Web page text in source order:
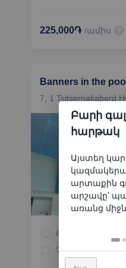
225,000֏ /ամիս
Banners in the
7, 1 Tsitsernakaberd
Բրանդմաուեր
Չափը5.3 x 2.7
Բարի
հարթակ